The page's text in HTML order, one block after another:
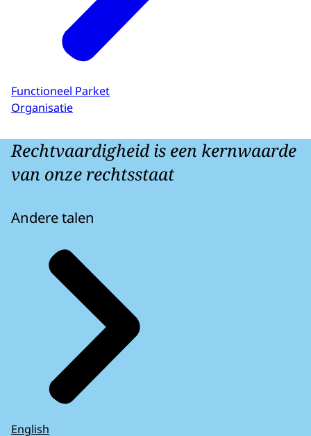
Functioneel Parket
Organisatie
Rechtvaardigheid is een kernwaarde
van onze rechtsstaat
Andere talen
English